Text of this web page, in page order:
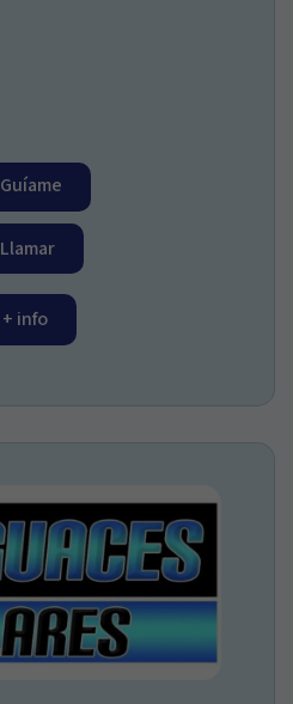
Guíame
Llamar
+ info